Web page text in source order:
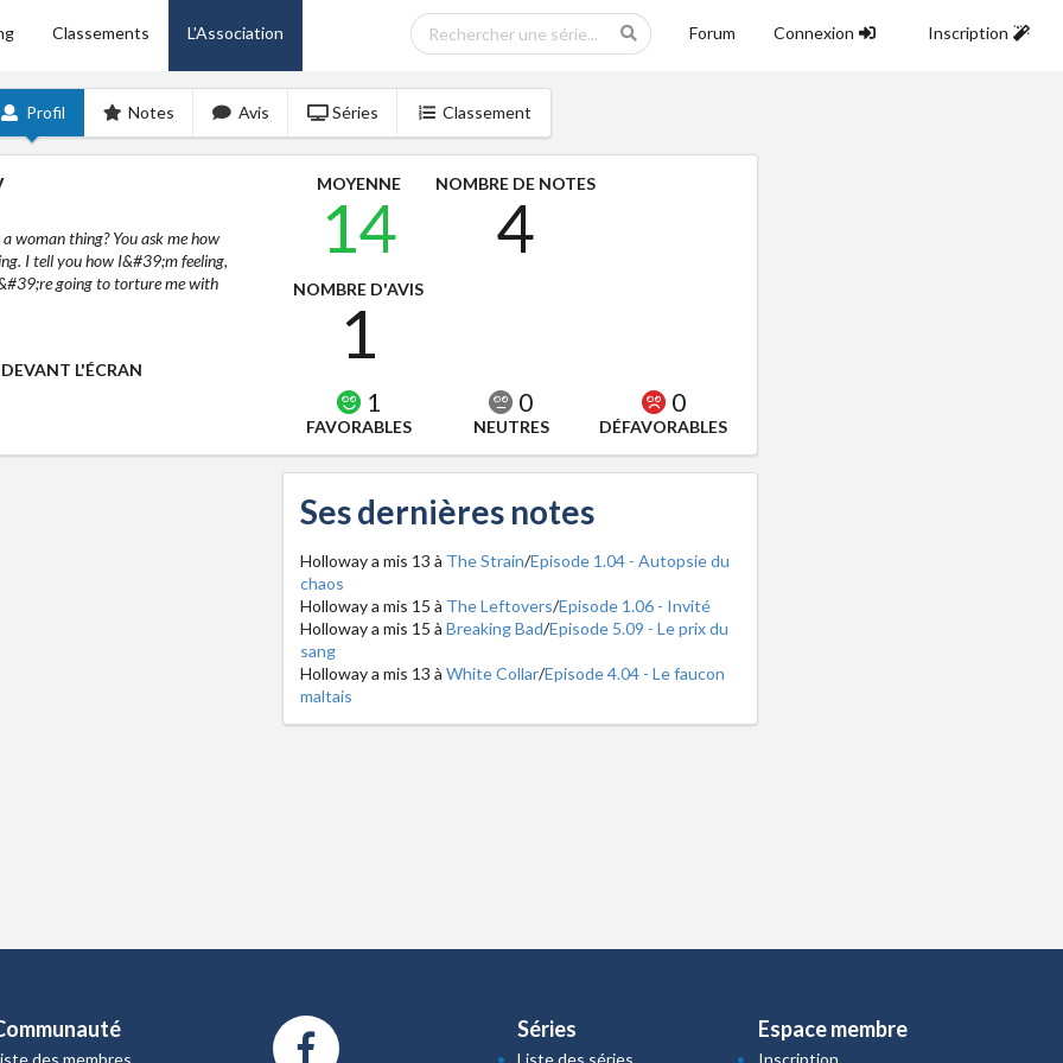
Classements L'Association Forum Connexion Inscription
Profil Notes Avis Séries Classement
woman thing? You ask me how
I tell you how I&#39;m feeling,
going to torture me with
L'ÉCRAN
MOYENNE
14
NOMBRE DE NOTES
4
NOMBRE D'AVIS
1
1
FAVORABLES
0
NEUTRES
0
DÉFAVORABLES
Ses dernières notes
Holloway a mis 13 à The Strain/Episode 1.04 - Autopsie du
chaos
Holloway a mis 15 à The Leftovers/Episode 1.06 - Invité
Holloway a mis 15 à Breaking Bad/Episode 5.09 - Le prix du
sang
Holloway a mis 13 à White Collar/Episode 4.04 - Le faucon
maltais
des membres
Séries
Liste des séries
Espace membre
Inscription